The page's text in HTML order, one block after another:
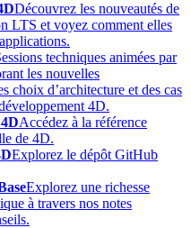
Découvrez les nouveautés de
LTS et voyez comment elles
techniques animées par
les nouvelles
choix d’architecture et des cas
4D.
Accédez à la référence
de 4D.
Explorez le dépôt GitHub
Explorez une richesse
à travers nos notes